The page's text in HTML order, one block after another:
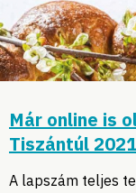
Már online is
Tiszántúl
A lapszám teljes